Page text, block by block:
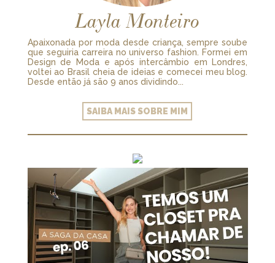
Layla Monteiro
Apaixonada por moda desde criança, sempre soube
que seguiria carreira no universo fashion. Formei em
Design de Moda e após intercâmbio em Londres,
voltei ao Brasil cheia de ideias e comecei meu blog.
Desde então já são 9 anos dividindo...
SAIBA MAIS SOBRE MIM